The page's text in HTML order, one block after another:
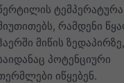
ტემპერატურა
რამდენი
მიწის ზედაპირზე,
პოტენციური
იწყებენ.